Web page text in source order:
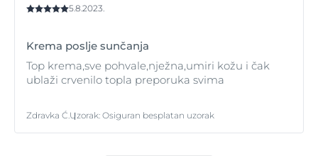
5.8.2023.
Krema poslje sunčanja
Top krema,sve pohvale,nježna,umiri kožu i čak
ublaži crvenilo topla preporuka svima
Zdravka Ć. Uzorak: Osiguran besplatan uzorak